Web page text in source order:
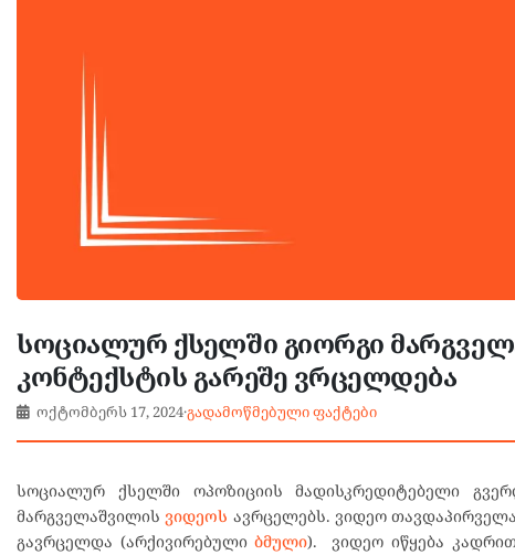
სოციალურ ქსელში გიორგი
კონტექსტის გარეშე ვრცელდება
ოქტომბერს 17, 2024·გადამოწმებული ფაქტები
სოციალურ ქსელში ოპოზიციის მადისკრედიტებელი
მარგველაშვილის ვიდეოს ავრცელებს. ვიდეო
გავრცელდა (არქივირებულიბმული). ვიდეო იწყება